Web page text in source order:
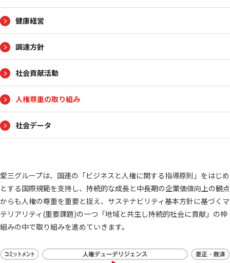
会社概要 役員一覧
愛三グループ
最新ニュース
サステナビリティ
トップコミットメント 担当役員メッセージ
サステナビリティ方針／
価値創造ストーリー
ステークホルダーエンゲージメント 人的資本経営
健康経営
調達方針
社会貢献活動
人権尊重の取り組み
社会データ
愛三グループは、国連の「ビジネスと人権に関する指導原則」をはじめ
とする国際規範を支持し、持続的な成長と中長期の企業価値向上の観点
からも人権の尊重を重要と捉え、サステナビリティ基本方針に基づくマ
テリアリティ(重要課題)の一つ「地域と共生し持続的社会に貢献」の枠
組みの中で取り組みを進めていきます。